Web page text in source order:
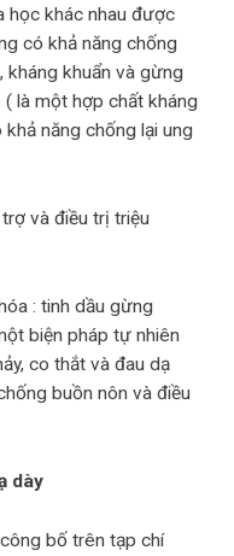
học khác nhau được
có khả năng chống
kháng khuẩn và gừng
là một hợp chất kháng
năng chống lại ung
và điều trị triệu
: tinh dầu gừng
biện pháp tự nhiên
co thắt và đau dạ
buồn nôn và điều
dày
bố trên tạp chí